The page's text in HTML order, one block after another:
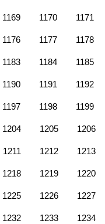
1169 1170 1171
1176 1177 1178
1183 1184 1185
1190 1191 1192
1197 1198 1199
1204 1205 1206
1211 1212 1213
1218 1219 1220
1225 1226 1227
1232 1233 1234